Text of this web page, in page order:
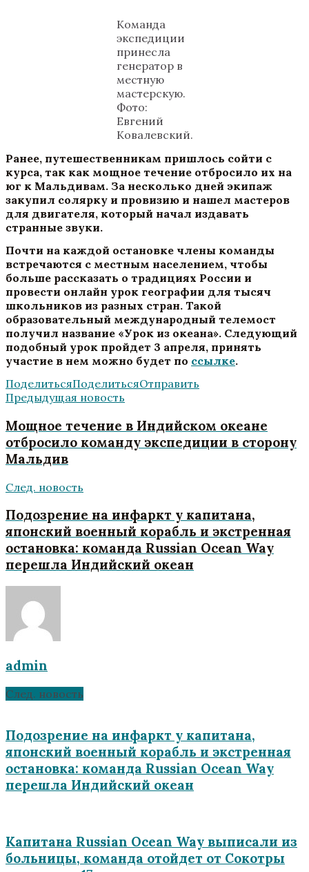
Команда
экспедиции
принесла
генератор в
местную
мастерскую.
Фото:
Евгений
Ковалевский.
Ранее, путешественникам пришлось сойти с
курса, так как мощное течение отбросило их на
юг к Мальдивам. За несколько дней экипаж
закупил солярку и провизию и нашел мастеров
для двигателя, который начал издавать
странные звуки.
Почти на каждой остановке члены команды
встречаются с местным населением, чтобы
больше рассказать о традициях России и
провести онлайн урок географии для тысяч
школьников из разных стран. Такой
образовательный международный телемост
получил название «Урок из океана». Следующий
подобный урок пройдет 3 апреля, принять
участие в нем можно будет по ссылке.
ПоделитьсяПоделитьсяОтправить
Предыдущая новость
Мощное течение в Индийском океане
отбросило команду экспедиции в сторону
Мальдив
След. новость
Подозрение на инфаркт у капитана,
японский военный корабль и экстренная
остановка: команда Russian Ocean Way
перешла Индийский океан
admin
След. новость
Подозрение на инфаркт у капитана,
японский военный корабль и экстренная
остановка: команда Russian Ocean Way
перешла Индийский океан
Капитана Russian Ocean Way выписали из
больницы, команда отойдет от Сокотры